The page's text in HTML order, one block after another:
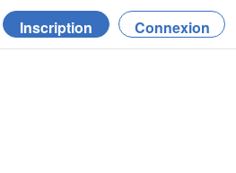
Inscription Connexion